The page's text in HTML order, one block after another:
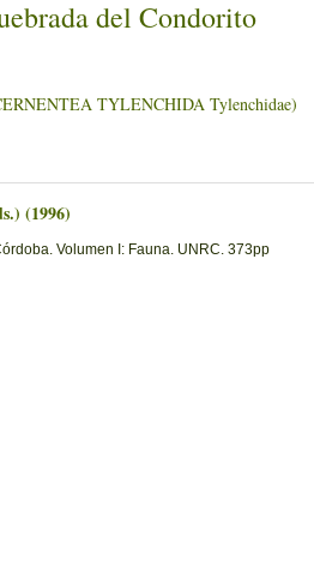
del Condorito
TYLENCHIDA Tylenchidae)
(1996)
Volumen I: Fauna. UNRC. 373pp